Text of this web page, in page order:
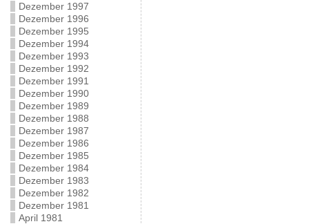
Dezember 1997
Dezember 1996
Dezember 1995
Dezember 1994
Dezember 1993
Dezember 1992
Dezember 1991
Dezember 1990
Dezember 1989
Dezember 1988
Dezember 1987
Dezember 1986
Dezember 1985
Dezember 1984
Dezember 1983
Dezember 1982
Dezember 1981
April 1981